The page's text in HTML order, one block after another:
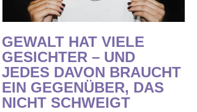
GEWALT HAT VIELE
GESICHTER – UND
JEDES DAVON BRAUCHT
EIN GEGENÜBER, DAS
NICHT SCHWEIGT